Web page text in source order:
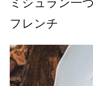
ミシュラン一
フレンチ